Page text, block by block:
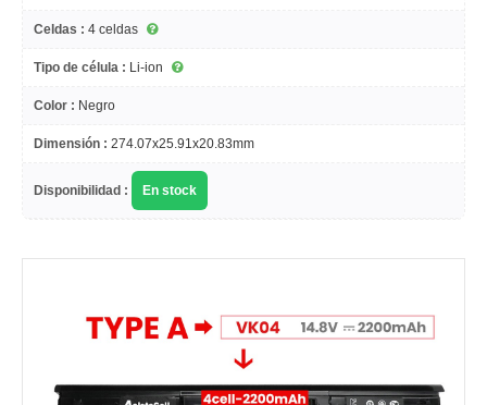
Celdas : 4 celdas
Tipo de célula : Li-ion
Color : Negro
Dimensión : 274.07x25.91x20.83mm
Disponibilidad : En stock